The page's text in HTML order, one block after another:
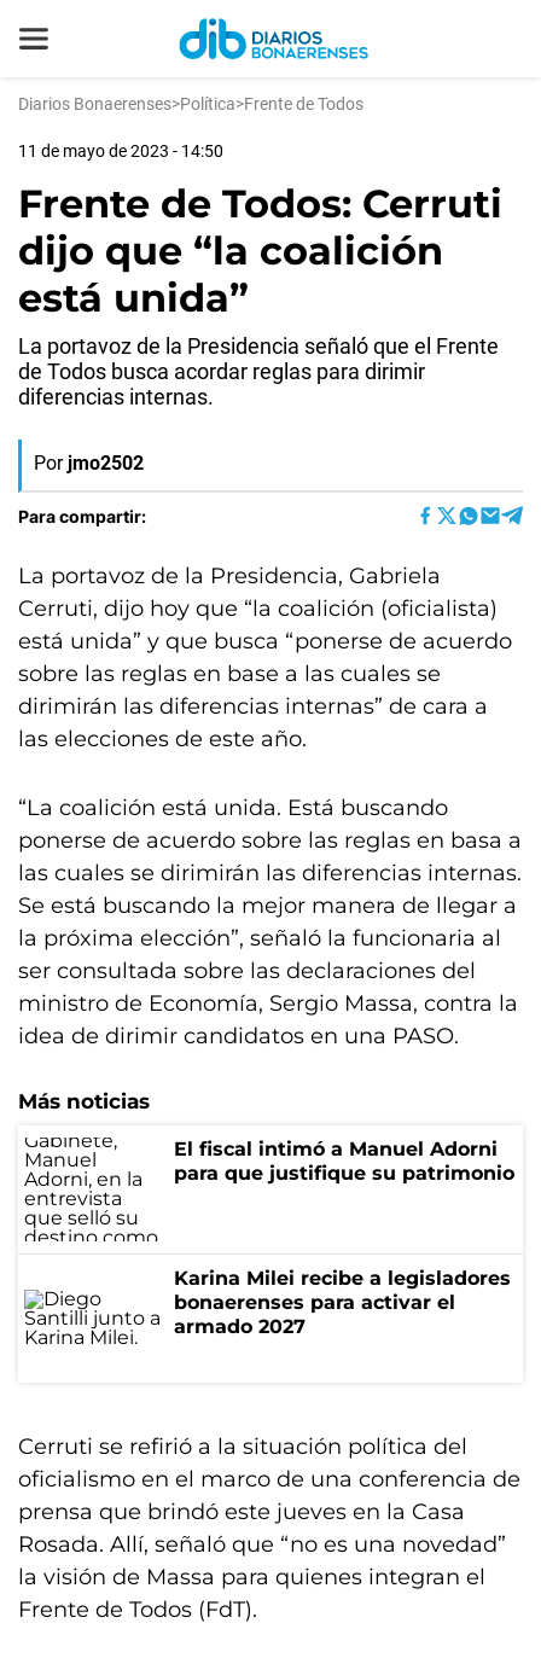
Diarios Bonaerenses>Política>Frente de Todos
11 de mayo de 2023 - 14:50
Frente de Todos: Cerruti
dijo que “la coalición
está unida”
La portavoz de la Presidencia señaló que el Frente
de Todos busca acordar reglas para dirimir
diferencias internas.
Por jmo2502
Para compartir:
La portavoz de la Presidencia, Gabriela
Cerruti, dijo hoy que “la coalición (oficialista)
está unida” y que busca “ponerse de acuerdo
sobre las reglas en base a las cuales se
dirimirán las diferencias internas” de cara a
las elecciones de este año.
“La coalición está unida. Está buscando
ponerse de acuerdo sobre las reglas en basa a
las cuales se dirimirán las diferencias internas.
Se está buscando la mejor manera de llegar a
la próxima elección”, señaló la funcionaria al
ser consultada sobre las declaraciones del
ministro de Economía, Sergio Massa, contra la
idea de dirimir candidatos en una PASO.
Más noticias
El fiscal intimó a Manuel Adorni
para que justifique su patrimonio
Karina Milei recibe a legisladores
bonaerenses para activar el
armado 2027
Cerruti se refirió a la situación política del
oficialismo en el marco de una conferencia de
prensa que brindó este jueves en la Casa
Rosada. Allí, señaló que “no es una novedad”
la visión de Massa para quienes integran el
Frente de Todos (FdT).